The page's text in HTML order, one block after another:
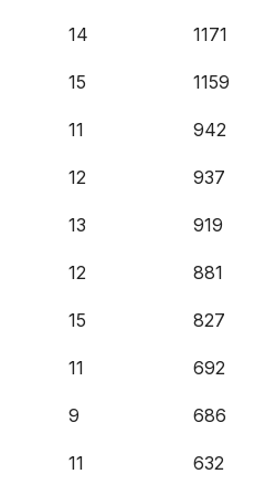
14 1171
15 1159
11 942
12 937
13 919
12 881
15 827
11 692
9 686
11 632